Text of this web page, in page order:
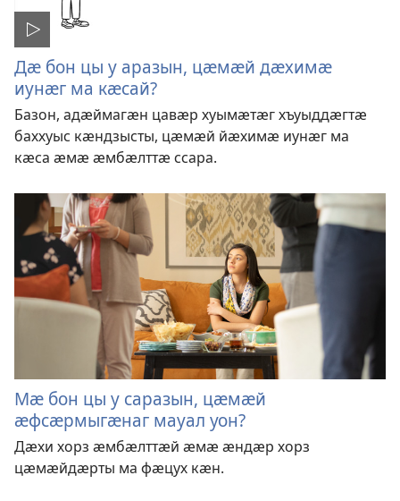
Дӕ бон цы у аразын, цӕмӕй дӕхимӕ
иунӕг ма кӕсай?
Базон, адӕймагӕн цавӕр хуымӕтӕг хъуыддӕгтӕ
баххуыс кӕндзысты, цӕмӕй йӕхимӕ иунӕг ма
кӕса ӕмӕ ӕмбӕлттӕ ссара.
Мӕ бон цы у саразын, цӕмӕй
ӕфсӕрмыгӕнаг мауал уон?
Дӕхи хорз ӕмбӕлттӕй ӕмӕ ӕндӕр хорз
цӕмӕйдӕрты ма фӕцух кӕн.